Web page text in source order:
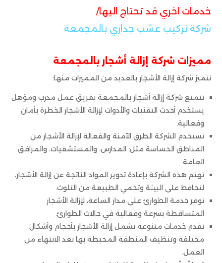
خدمات اخري قد تحتاج اليها/
شركة تركيب عشب جداري بالمجمعة
مميزات شركة إزالة أشجار بالمجمعة
تتميز شركة إزالة الأشجار بالعديد من المميزات منها:
تتمتع شركة إزالة أشجار بالمجمعة بفريق عمل مدرب ومؤهل
يستخدم أحدث التقنيات والأدوات لإزالة الأشجار الخطرة بأمان
وفعالية.
تستخدم الشركة الطرق الآمنة والفعالة لإزالة الأشجار من
المناطق الحساسة مثل: المدارس، والمستشفيات، والمرافق
العامة.
تهتم هذه الشركة بإعادة تدوير المواد الناتجة عن إزالة الأشجار،
لتحافظ على البيئة وتحمي الطبيعة من التلوث.
توفر خدمة الطوارئ على مدار الساعة، لإزالة الأشجار
المتساقطة بسرعة وفعالية في حالات الطوارئ.
تقدم خدمات متنوعة تشمل إزالة الأشجار بأحجام وأشكال
مختلفة وتنظيف المنطقة المحيطة بها بعد الانتهاء من
العمل.